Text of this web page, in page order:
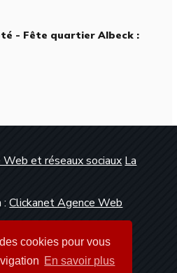
cookies pour vous
En savoir plus
- Fête quartier Albeck :
Web et réseaux sociaux La
:Clickanet Agence Web